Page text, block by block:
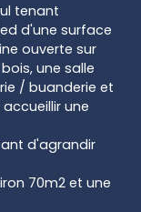
tenant
d'une surface
ouverte sur
une salle
/ buanderie et
une
d'agrandir
70m2 et une